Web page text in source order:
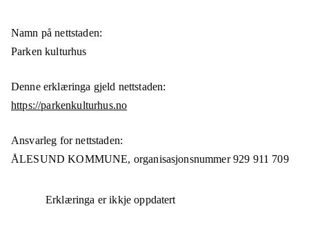
Namn på nettstaden:
Parken kulturhus
Denne erklæringa gjeld nettstaden:
https://parkenkulturhus.no
Ansvarleg for nettstaden:
ÅLESUND KOMMUNE, organisasjonsnummer 929 911 709
Erklæringa er ikkje oppdatert